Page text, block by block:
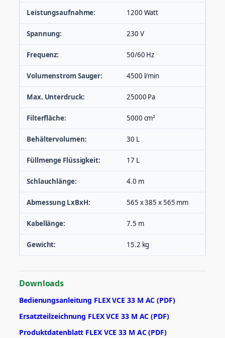
Leistungsaufnahme: 1200 Watt
Spannung: 230 V
Frequenz: 50/60 Hz
Volumenstrom Sauger: 4500 l/min
Max. Unterdruck: 25000 Pa
Filterfläche: 5000 cm²
Behältervolumen: 30 L
Füllmenge Flüssigkeit: 17 L
Schlauchlänge: 4.0 m
Abmessung LxBxH: 565 x 385 x 565 mm
Kabellänge: 7.5 m
Gewicht: 15.2 kg
Downloads
Bedienungsanleitung FLEX VCE 33 M AC (PDF)
Ersatzteilzeichnung FLEX VCE 33 M AC (PDF)
Produktdatenblatt FLEX VCE 33 M AC (PDF)